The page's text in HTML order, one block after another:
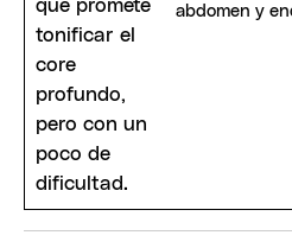
abdomen y